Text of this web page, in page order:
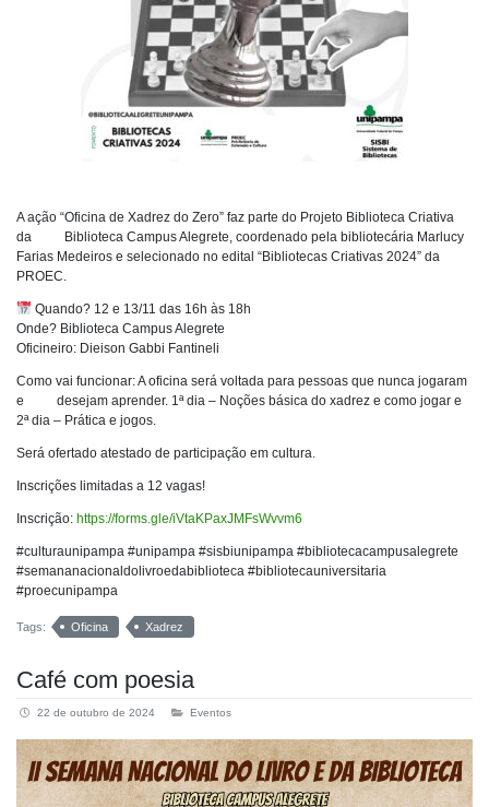
A ação “Oficina de Xadrez do Zero” faz parte do Projeto Biblioteca Criativa
da Biblioteca Campus Alegrete, coordenado pela bibliotecária Marlucy
Farias Medeiros e selecionado no edital “Bibliotecas Criativas 2024” da
PROEC.
Quando? 12 e 13/11 das 16h às 18h
Onde? Biblioteca Campus Alegrete
Oficineiro: Dieison Gabbi Fantineli
Como vai funcionar: A oficina será voltada para pessoas que nunca jogaram
e desejam aprender. 1ª dia – Noções básica do xadrez e como jogar e
2ª dia – Prática e jogos.
Será ofertado atestado de participação em cultura.
Inscrições limitadas a 12 vagas!
Inscrição: https://forms.gle/iVtaKPaxJMFsWvvm6
#culturaunipampa #unipampa #sisbiunipampa #bibliotecacampusalegrete
#semananacionaldolivroedabiblioteca #bibliotecauniversitaria
#proecunipampa
Tags: Oficina Xadrez
Café com poesia
22 de outubro de 2024 Eventos
Tocador
de
vídeo